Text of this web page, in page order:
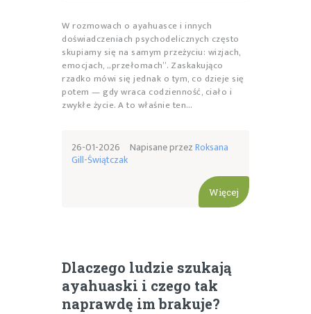
W rozmowach o ayahuasce i innych
doświadczeniach psychodelicznych często
skupiamy się na samym przeżyciu: wizjach,
emocjach, „przełomach”. Zaskakująco
rzadko mówi się jednak o tym, co dzieje się
potem — gdy wraca codzienność, ciało i
zwykłe życie. A to właśnie ten…
26-01-2026 Napisane przezRoksana
Gill-Świątczak
Więcej
Dlaczego ludzie szukają
ayahuaski i czego tak
naprawdę im brakuje?